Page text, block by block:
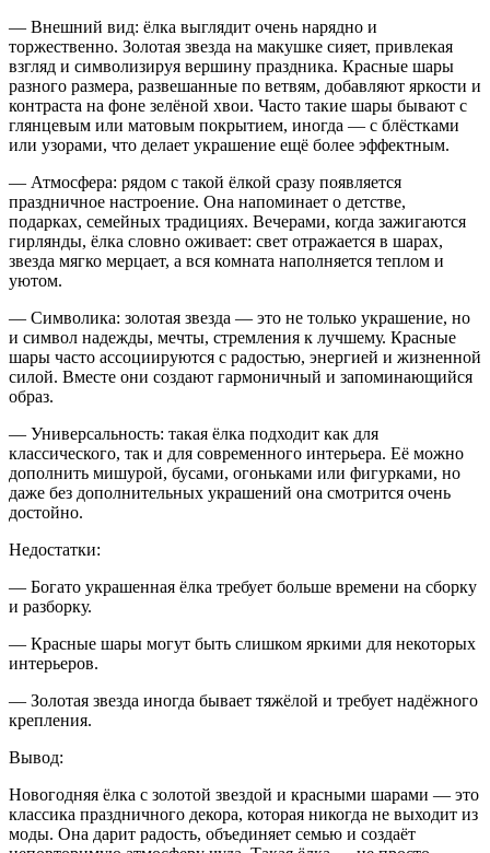
— Внешний вид: ёлка выглядит очень нарядно и
торжественно. Золотая звезда на макушке сияет, привлекая
взгляд и символизируя вершину праздника. Красные шары
разного размера, развешанные по ветвям, добавляют яркости и
контраста на фоне зелёной хвои. Часто такие шары бывают с
глянцевым или матовым покрытием, иногда — с блёстками
или узорами, что делает украшение ещё более эффектным.
— Атмосфера: рядом с такой ёлкой сразу появляется
праздничное настроение. Она напоминает о детстве,
подарках, семейных традициях. Вечерами, когда зажигаются
гирлянды, ёлка словно оживает: свет отражается в шарах,
звезда мягко мерцает, а вся комната наполняется теплом и
уютом.
— Символика: золотая звезда — это не только украшение, но
и символ надежды, мечты, стремления к лучшему. Красные
шары часто ассоциируются с радостью, энергией и жизненной
силой. Вместе они создают гармоничный и запоминающийся
образ.
— Универсальность: такая ёлка подходит как для
классического, так и для современного интерьера. Её можно
дополнить мишурой, бусами, огоньками или фигурками, но
даже без дополнительных украшений она смотрится очень
достойно.
Недостатки:
— Богато украшенная ёлка требует больше времени на сборку
и разборку.
— Красные шары могут быть слишком яркими для некоторых
интерьеров.
— Золотая звезда иногда бывает тяжёлой и требует надёжного
крепления.
Вывод:
Новогодняя ёлка с золотой звездой и красными шарами — это
классика праздничного декора, которая никогда не выходит из
моды. Она дарит радость, объединяет семью и создаёт